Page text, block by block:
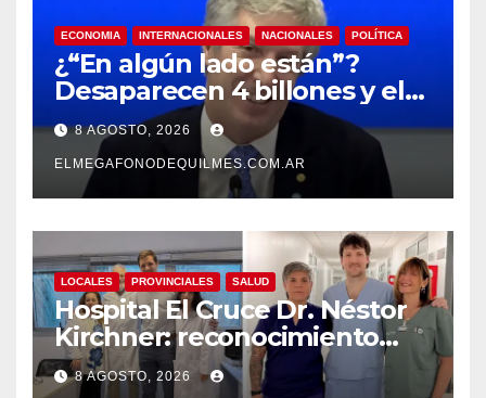
ECONOMIA INTERNACIONALES NACIONALES POLÍTICA
¿“En algún lado están”?
Desaparecen 4 billones y el
presidente del BCRA
responde con una risita
8 AGOSTO, 2026
ELMEGAFONODEQUILMES.COM.AR
LOCALES PROVINCIALES SALUD
Hospital El Cruce Dr. Néstor
Kirchner: reconocimiento
internacional a la calidad de
su atención
8 AGOSTO, 2026